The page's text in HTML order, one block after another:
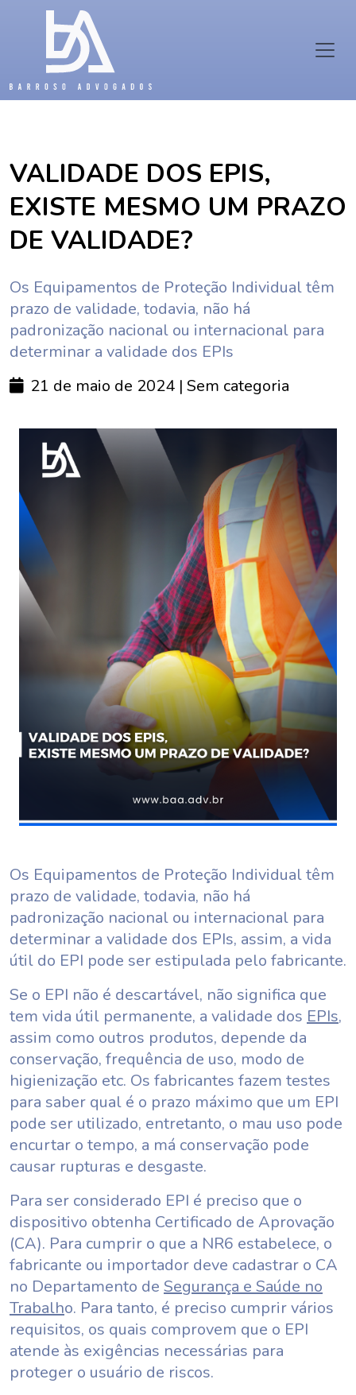
VALIDADE DOS EPIS,
EXISTE MESMO UM PRAZO
DE VALIDADE?
Os Equipamentos de Proteção Individual têm
prazo de validade, todavia, não há
padronização nacional ou internacional para
determinar a validade dos EPIs
21 de maio de 2024 | Sem categoria
Os Equipamentos de Proteção Individual têm
prazo de validade, todavia, não há
padronização nacional ou internacional para
determinar a validade dos EPIs, assim, a vida
útil do EPI pode ser estipulada pelo fabricante.
Se o EPI não é descartável, não significa que
tem vida útil permanente, a validade dos EPIs,
assim como outros produtos, depende da
conservação, frequência de uso, modo de
higienização etc. Os fabricantes fazem testes
para saber qual é o prazo máximo que um EPI
pode ser utilizado, entretanto, o mau uso pode
encurtar o tempo, a má conservação pode
causar rupturas e desgaste.
Para ser considerado EPI é preciso que o
dispositivo obtenha Certificado de Aprovação
(CA). Para cumprir o que a NR6 estabelece, o
fabricante ou importador deve cadastrar o CA
no Departamento de Segurança e Saúde no
Trabalho. Para tanto, é preciso cumprir vários
requisitos, os quais comprovem que o EPI
atende às exigências necessárias para
proteger o usuário de riscos.